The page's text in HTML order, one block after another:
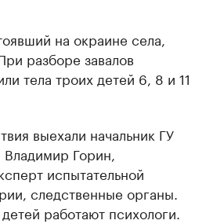
на окраине села,
разборе завалов
тела троих детей 6, 8 и 11
выехали начальник ГУ
Горин,
испытательной
следственные органы.
работают психологи.